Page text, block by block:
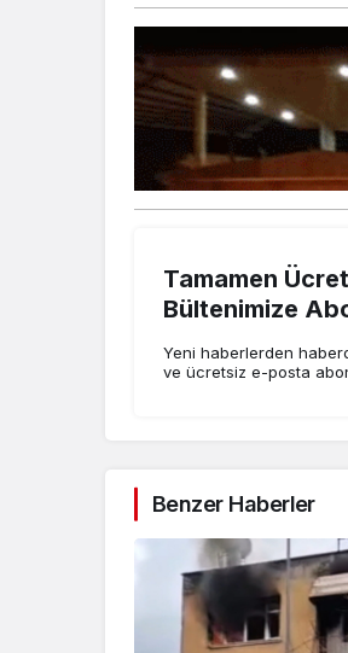
Tamamen
Bültenimize
Yeni haberlerden
ve ücretsiz e-posta
Benzer Haberler